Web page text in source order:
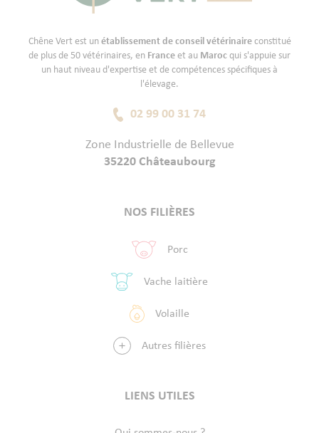
Chêne Vert est un établissement de conseil vétérinaireconstitué
de plus de 50 vétérinaires, en France et au Maroc qui s'appuie sur
un haut niveau d'expertise et de compétences spécifiques à
l'élevage.
02 99 00 31 74
Zone Industrielle de Bellevue
35220 Châteaubourg
NOS FILIÈRES
Porc
Vache laitière
Volaille
Autres filières
LIENS UTILES